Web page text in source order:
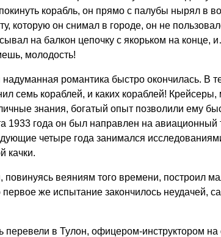
корабль, он прямо с палубы нырял в
которую он снимал в городе, он не
на балкон цепочку с якорьком на конце,
молодость!
надуманная романтика быстро окончилась. В
семь кораблей, и каких кораблей!
знания, богатый опыт позволили ему
1933 года он был направлен на авиационный
четыре года занимался
качки.
веяниям того времени, построил
первое же испытание закончилось неудачей,
перевели в Тулон, офицером-инструктором